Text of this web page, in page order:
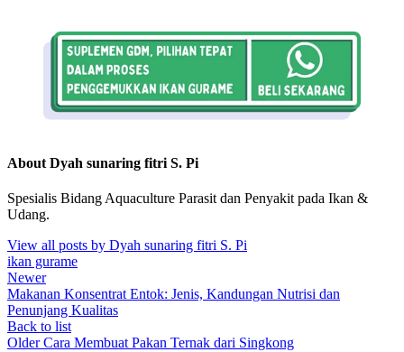
About Dyah sunaring fitri S. Pi
Spesialis Bidang Aquaculture Parasit dan Penyakit pada Ikan &
Udang.
View all posts by Dyah sunaring fitri S. Pi
ikan gurame
Newer
Makanan Konsentrat Entok: Jenis, Kandungan Nutrisi dan
Penunjang Kualitas
Back to list
Older Cara Membuat Pakan Ternak dari Singkong